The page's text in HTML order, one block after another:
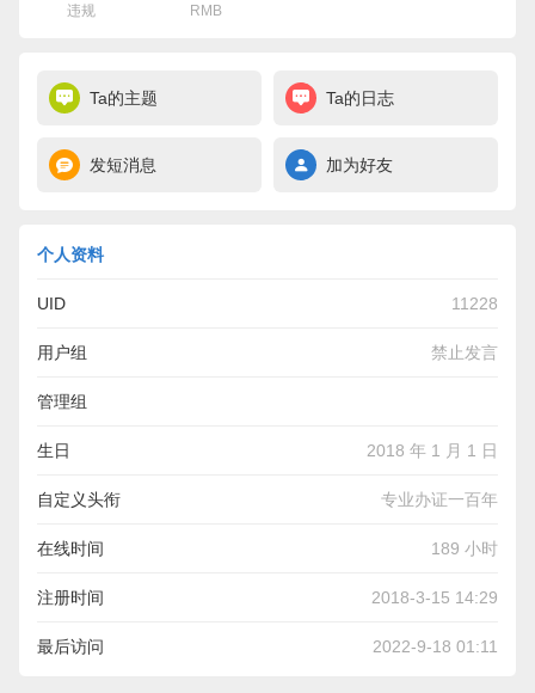
违规 RMB
Ta的主题 Ta的日志
发短消息 加为好友
个人资料
UID 11228
用户组 禁止发言
管理组
生日 2018 年 1 月 1 日
自定义头衔 专业办证一百年
在线时间 189 小时
注册时间 2018-3-15 14:29
最后访问 2022-9-18 01:11